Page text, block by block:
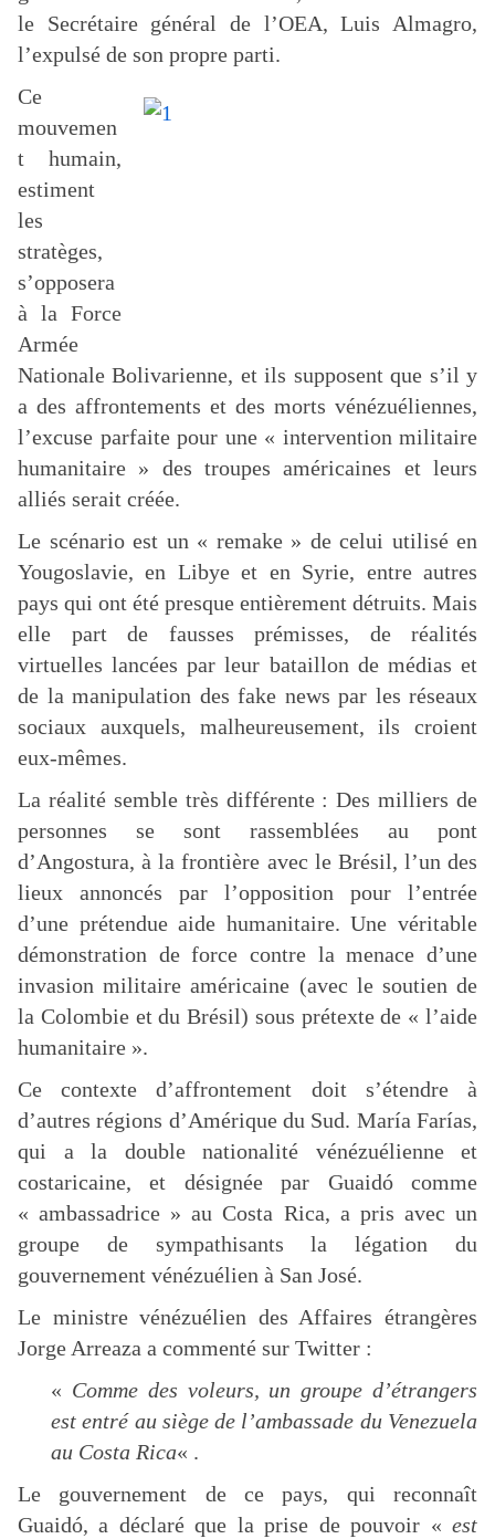
le Secrétaire général de l’OEA, Luis Almagro,
l’expulsé de son propre parti.
Ce
mouvemen
t humain,
estiment
les
stratèges,
s’opposera
à la Force
Armée
Nationale Bolivarienne, et ils supposent que s’il y
a des affrontements et des morts vénézuéliennes,
l’excuse parfaite pour une « intervention militaire
humanitaire » des troupes américaines et leurs
alliés serait créée.
Le scénario est un « remake » de celui utilisé en
Yougoslavie, en Libye et en Syrie, entre autres
pays qui ont été presque entièrement détruits. Mais
elle part de fausses prémisses, de réalités
virtuelles lancées par leur bataillon de médias et
de la manipulation des fake news par les réseaux
sociaux auxquels, malheureusement, ils croient
eux-mêmes.
La réalité semble très différente : Des milliers de
personnes se sont rassemblées au pont
d’Angostura, à la frontière avec le Brésil, l’un des
lieux annoncés par l’opposition pour l’entrée
d’une prétendue aide humanitaire. Une véritable
démonstration de force contre la menace d’une
invasion militaire américaine (avec le soutien de
la Colombie et du Brésil) sous prétexte de « l’aide
humanitaire ».
Ce contexte d’affrontement doit s’étendre à
d’autres régions d’Amérique du Sud. María Farías,
qui a la double nationalité vénézuélienne et
costaricaine, et désignée par Guaidó comme
« ambassadrice » au Costa Rica, a pris avec un
groupe de sympathisants la légation du
gouvernement vénézuélien à San José.
Le ministre vénézuélien des Affaires étrangères
Jorge Arreaza a commenté sur Twitter :
« Comme des voleurs, un groupe d’étrangers
est entré au siège de l’ambassade du Venezuela
au Costa Rica« .
Le gouvernement de ce pays, qui reconnaît
Guaidó, a déclaré que la prise de pouvoir « est